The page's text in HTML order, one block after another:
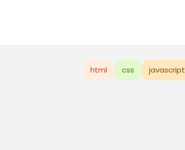
html css javascript